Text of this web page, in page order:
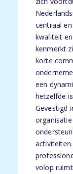
centraal
kwaliteit
kenmerkt
korte
een
hetzelfde
Gevestigd
volop